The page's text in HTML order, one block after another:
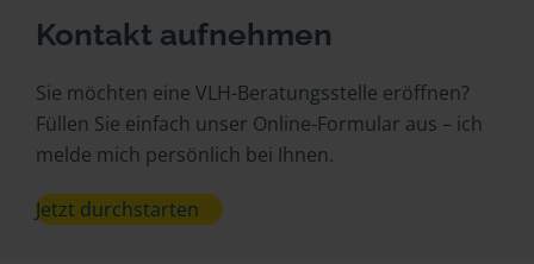
Kontakt aufnehmen
Sie möchten eine VLH-Beratungsstelle eröffnen?
Füllen Sie einfach unser Online-Formular aus – ich
melde mich persönlich bei Ihnen.
Jetzt durchstarten